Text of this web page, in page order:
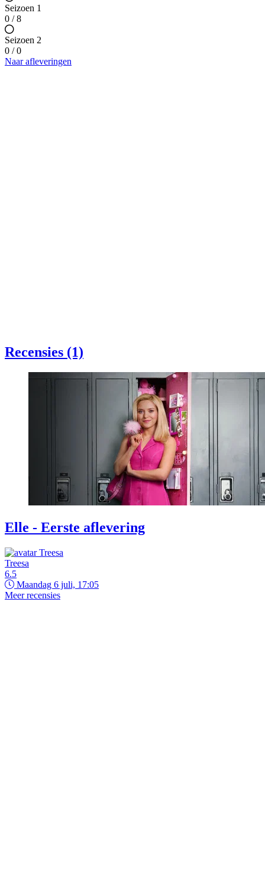
Seizoen 1
0 / 8
Seizoen 2
0 / 0
Naar afleveringen
Recensies (1)
Elle - Eerste aflevering
Treesa
6.5
Maandag 6 juli, 17:05
Meer recensies